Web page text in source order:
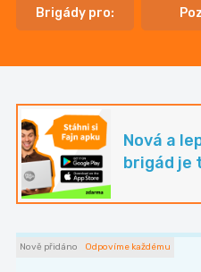
Brigády pro:
Nová a
brigád je
Nově přidáno Odpovíme každému